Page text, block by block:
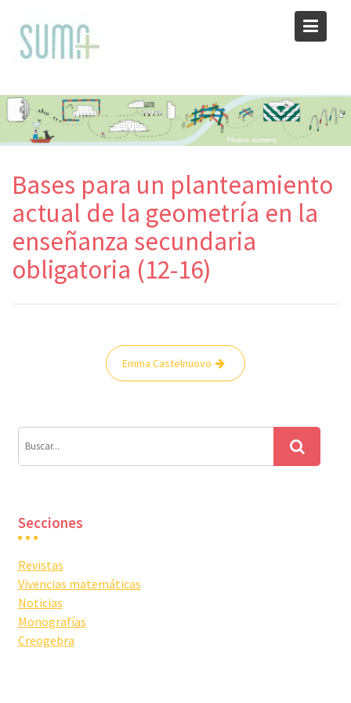
content
Bases para un planteamiento
actual de la geometría en la
enseñanza secundaria
obligatoria (12-16)
Navegación
Emma Castelnuovo
Secciones
Revistas
Vivencias matemáticas
Noticias
Monografías
Creogebra